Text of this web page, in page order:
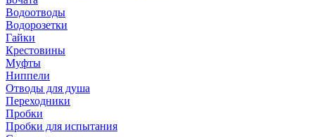
Водоотводы
Водорозетки
Гайки
Крестовины
Муфты
Ниппели
Отводы для душа
Переходники
Пробки
Пробки для испытания